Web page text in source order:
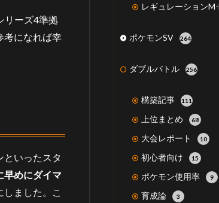
リーズ4準拠
考になれば幸
といったスタ
早めにダイマ
ました。こ
レギュレーション
ポケモンSV 264
ダブルバトル 256
構築記事 111
上位まとめ 68
大会レポート 10
初心者向け 15
ポケモン使用率 9
育成論 3